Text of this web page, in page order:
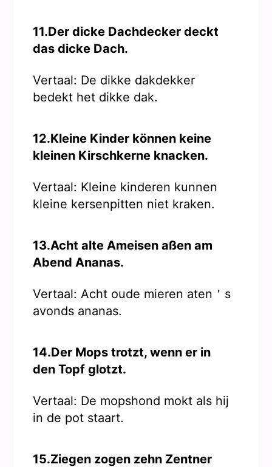
11.Der dicke Dachdecker deckt
das dicke Dach.
Vertaal: De dikke dakdekker
bedekt het dikke dak.
12.Kleine Kinder können keine
kleinen Kirschkerne knacken.
Vertaal: Kleine kinderen kunnen
kleine kersenpitten niet kraken.
13.Acht alte Ameisen aßen am
Abend Ananas.
Vertaal: Acht oude mieren aten＇s
avonds ananas.
14.Der Mops trotzt, wenn er in
den Topf glotzt.
Vertaal: De mopshond mokt als hij
in de pot staart.
15.Ziegen zogen zehn Zentner